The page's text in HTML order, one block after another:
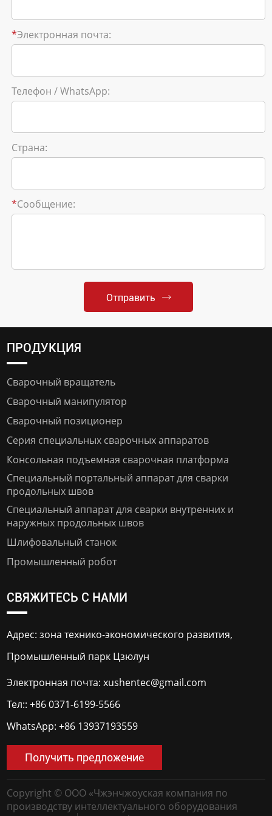
*Электронная почта:
Телефон / WhatsApp:
Страна:
*Сообщение:
Отправить
ПРОДУКЦИЯ
Сварочный вращатель
Сварочный манипулятор
Сварочный позиционер
Серия специальных сварочных аппаратов
Консольная подъемная сварочная платформа
Специальный портальный аппарат для сварки
продольных швов
Специальный аппарат для сварки внутренних и
наружных продольных швов
Шлифовальный станок
Промышленный робот
СВЯЖИТЕСЬ С НАМИ
Адрес: зона технико-экономического развития,
Промышленный парк Цзюлун
Электронная почта:xushentec@gmail.com
Тел::+86 0371-6199-5566
WhatsApp:+86 13937193559
Получить предложение
Copyright © ООО «Чжэнчжоуская компания по
производству интеллектуального оборудования